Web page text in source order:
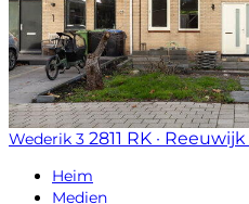
Wederik 3 2811 RK · Reeuwijk
Heim
Medien